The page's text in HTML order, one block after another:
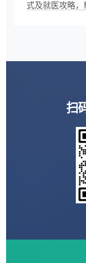
式及就医攻略
少钱,泰国
扫